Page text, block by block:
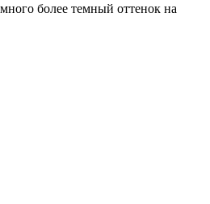
более темный оттенок на